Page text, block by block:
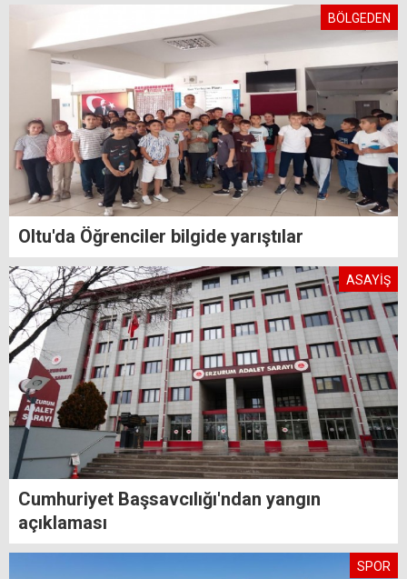
BÖLGEDEN
Oltu'da Öğrenciler bilgide yarıştılar
ASAYİŞ
Cumhuriyet Başsavcılığı'ndan yangın
açıklaması
SPOR